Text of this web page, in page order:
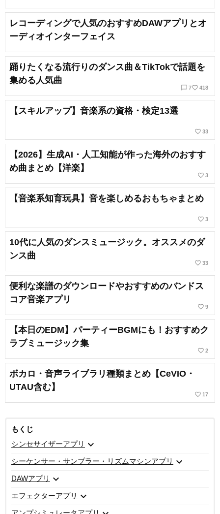
レコーディングで人気のおすすめDAWアプリとオ
ーディオインターフェイス
踊りたくなる流行りのダンス曲＆TikTokで話題を
集める人気曲
chat_bubble_outline 7favorite_border 418
【スキルアップ】音楽系の資格・検定13選
favorite_border 33
【2026】生成AI・人工知能が作った海外のおすす
め曲まとめ【洋楽】
favorite_border 3
【音楽系知育玩具】音を楽しめるおもちゃまとめ
favorite_border 3
10代に人気のダンスミュージック。オススメのダ
ンス曲
favorite_border 33
便利な楽譜のダウンロードやおすすめのバンドス
コア音楽アプリ
favorite_border 9
【本日のEDM】パーティーBGMにも！おすすめク
ラブミュージック集
favorite_border 2
ボカロ・音声ライブラリ種類まとめ【CeVIO・
UTAU含む】
favorite_border 17
もくじ
シンセサイザーアプリ expand_more
シーケンサー・サンプラー・リズムマシンアプリ expand_more
DAWアプリ expand_more
エフェクターアプリ expand_more